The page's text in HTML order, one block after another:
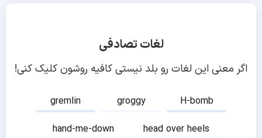
لغات تصادفی
اگر معنی این لغات رو بلد نیستی کافیه روشون کلیک کنی!
gremlin groggy
H-bomb
hand-me-down
head over heels